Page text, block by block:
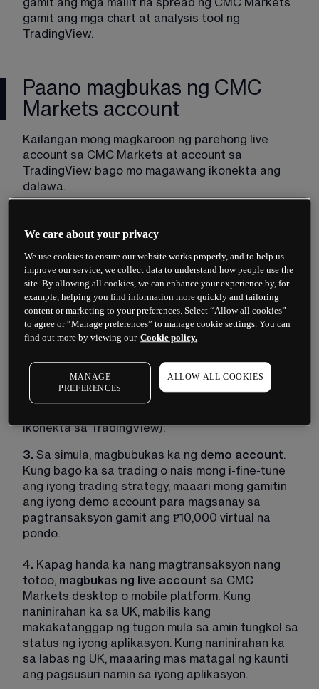
gamit ang mga maliit na spread ng CMC Markets
gamit ang mga chart at analysis tool ng
TradingView.
Paano magbukas ng CMC
Markets account
Kailangan mong magkaroon ng parehong live
account sa CMC Markets at account sa
TradingView bago mo magawang ikonekta ang
dalawa.
Markets, sundin lamang ang mga hakbang na ito:
1. Maaari kang magbukas ng account sa amin sa
pamamagitan ng pagsunod sa link sa ibaba. Para
makapagsimula, ilagay lamang ang iyong email
address at gumawa ng secure na password.
Magbukas ng account
Susunod, pumili ng CFD trading account o
Active
account (ang aming retail spread betting
ikonekta sa TradingView).
3. Sa simula, magbubukas ka ng demo account.
Kung bago ka sa trading o nais mong i-fine-tune
ang iyong trading strategy, maaari mong gamitin
ang iyong demo account para magsanay sa
pagtransaksyon gamit ang ₱10,000 virtual na
pondo.
4. Kapag handa ka nang magtransaksyon nang
totoo, magbukas ng live account sa CMC
Markets desktop o mobile platform. Kung
naninirahan ka sa UK, mabilis kang
makakatanggap ng tugon mula sa amin tungkol sa
status ng iyong aplikasyon. Kung naninirahan ka
sa labas ng UK, maaaring mas matagal ng kaunti
ang pagsusuri namin sa iyong aplikasyon.
We care about your privacy
We use cookies to ensure our website works properly, and to help us
improve our service, we collect data to understand how people use the
site. By allowing all cookies, we can enhance your experience by, for
example, helping you find information more quickly and tailoring
content or marketing to your preferences. Select “Allow all cookies”
to agree or “Manage preferences” to manage cookie settings. You can
find out more by viewing our Cookie policy.
MANAGE
PREFERENCES
ALLOW ALL COOKIES